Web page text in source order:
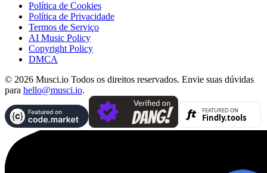
Política de Cookies
Política de Privacidade
Termos de Serviço
AI Music Policy
Copyright Policy
DMCA
© 2026 Musci.io Todos os direitos reservados. Envie suas dúvidas
para hello@musci.io.